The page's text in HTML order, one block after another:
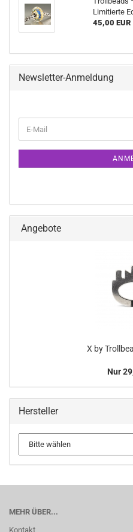
Limitierte
45,00 EUR
Newsletter-Anmeldung
ZUR
E-
Mail
Angebote
X by
Nur
Hersteller
MEHR ÜBER...
Kontakt